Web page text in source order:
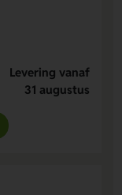
Levering vanaf
31 augustus